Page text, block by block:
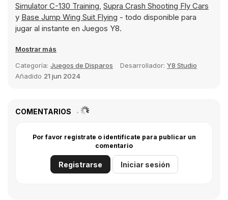
Simulator C-130 Training, Supra Crash Shooting Fly Cars
y Base Jump Wing Suit Flying - todo disponible para
jugar al instante en Juegos Y8.
Mostrar más
Categoría: Juegos de Disparos Desarrollador: Y8 Studio
Añadido 21 jun 2024
COMENTARIOS
Por favor regístrate o identifícate para publicar un
comentario
Registrarse Iniciar sesión